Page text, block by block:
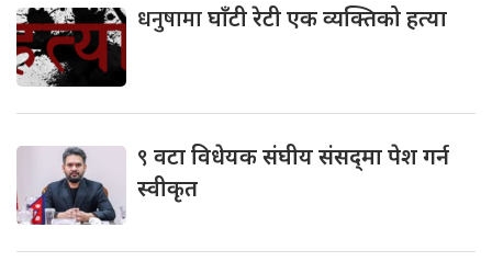
धनुषामाघाँटी रेटी एक व्यक्तिको हत्या
९ वटा विधेयक संघीय संसद्‌मा पेश गर्न
स्वीकृत